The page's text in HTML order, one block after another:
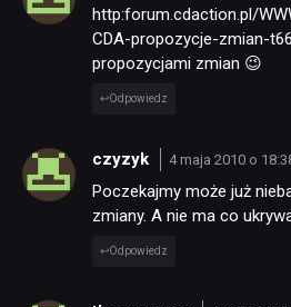
http:forum.cdaction.pl/
CDA-propozycje-zmian-
propozycjami zmian 😉
Odpowiedz
czyzyk 4 maja 2010 o
Poczekajmy może już
zmiany. A nie ma co
Odpowiedz